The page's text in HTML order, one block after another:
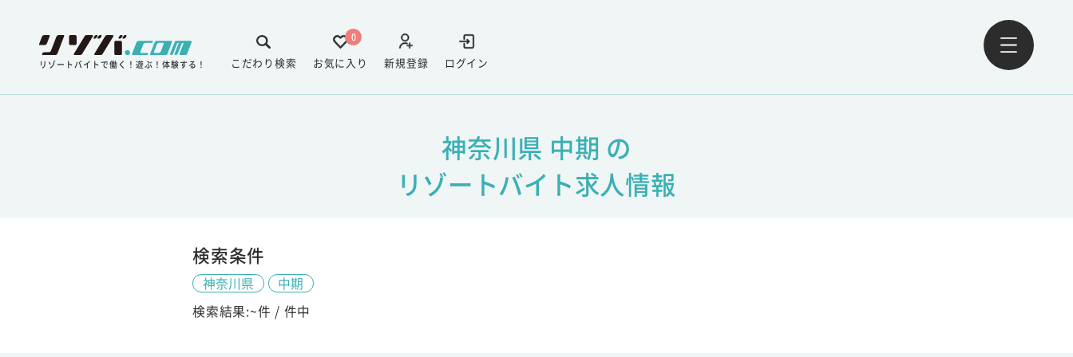
リゾートバイトで働く！遊ぶ！体験する！ ログイン
新規登録
0
お気に入り
こだわり検索
神奈川県 中期 の
リゾートバイト求人情報
検索条件
神奈川県
中期
検索結果:~件 / 件中